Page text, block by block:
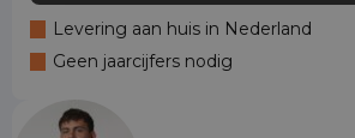
Levering aan huis in Nederland
Geen jaarcijfers nodig